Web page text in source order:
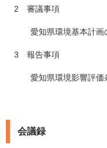
2 審議事項
愛知県環境基本計画
3 報告事項
愛知県環境影響評価条
会議録